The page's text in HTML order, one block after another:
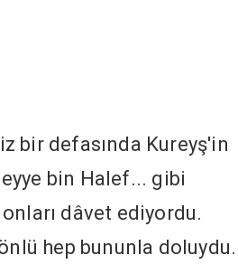
bir defasında Kureyş'in
bin Halef... gibi
dâvet ediyordu.
hep bununla doluydu.